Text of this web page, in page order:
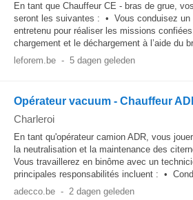
En tant que Chauffeur CE - bras de grue,
seront les suivantes : • Vous conduisez un
entretenu pour réaliser les missions
chargement et le déchargement à l’aide du
leforem.be - 5 dagen geleden
Opérateur vacuum - Chauffeur
Charleroi
En tant qu'opérateur camion ADR, vous
la neutralisation et la maintenance des
Vous travaillerez en binôme avec un
principales responsabilités incluent : •
adecco.be - 2 dagen geleden